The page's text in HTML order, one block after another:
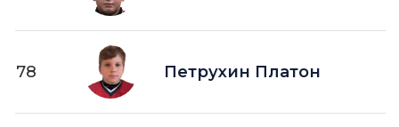
78 Петрухин Платон